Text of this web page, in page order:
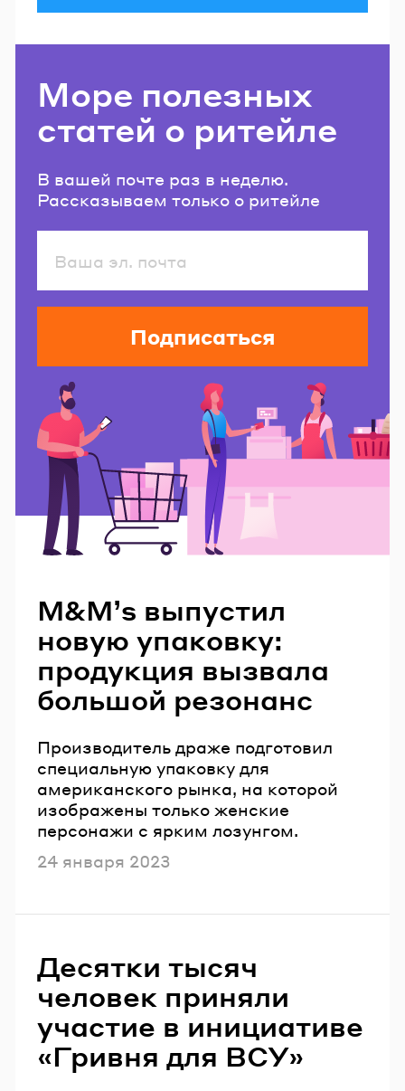
Море полезных
статей о ритейле
В вашей почте раз в неделю.
Рассказываем только о ритейле
Подписаться
M&Mʼs выпустил
новую упаковку:
продукция вызвала
большой резонанс
Производитель драже подготовил
специальную упаковку для
американского рынка, на которой
изображены только женские
персонажи с ярким лозунгом.
Опубликовано
24 января 2023
Десятки тысяч
человек приняли
участие в инициативе
«Гривня для ВСУ»